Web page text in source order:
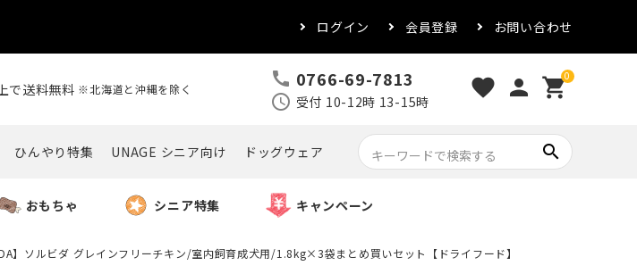
ログイン 会員登録 お問い合わせ
で送料無料 ※北海道と沖縄を除く call 0766-69-7813
schedule 受付 10-12時 13-15時
favorite person 0
shopping_cart
ひんやり特集 UNAGE シニア向け ドッグウェア search
おもちゃ シニア特集 キャンペーン
】ソルビダ グレインフリーチキン/室内飼育成犬用/1.8kg×3袋まとめ買いセット【ドライフード】